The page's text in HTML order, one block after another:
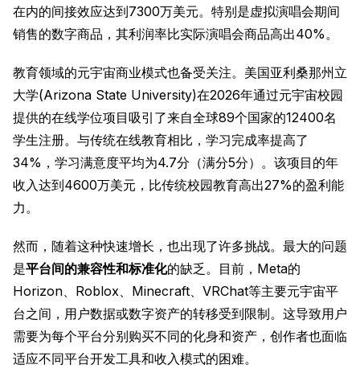
在内的间接效应达到7300万美元。特别是虚拟演唱会期间
销售的数字商品，其利润率比实际演唱会商品高出40%。
教育领域的元宇宙商业模式也备受关注。美国亚利桑那州立
大学(Arizona State University)在2026年通过元宇宙校园
提供的在线学位项目吸引了来自全球89个国家的12400名
学生注册。与传统在线教育相比，学习完成率提高了
34%，学习满意度平均为4.7分（满分5分）。该项目的年
收入达到4600万美元，比传统校园教育高出27%的盈利能
力。
然而，随着这种快速增长，也出现了许多挑战。最大的问题
是平台间的兼容性和标准化的缺乏。目前，Meta的
Horizon、Roblox、Minecraft、VRChat等主要元宇宙平
台之间，用户数据或数字资产的转移受到限制。这导致用户
需要为每个平台分别购买不同的化身和资产，创作者也面临
适应不同平台开发工具和收入模式的困难。